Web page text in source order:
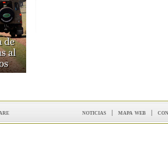
noticias | mapa web |